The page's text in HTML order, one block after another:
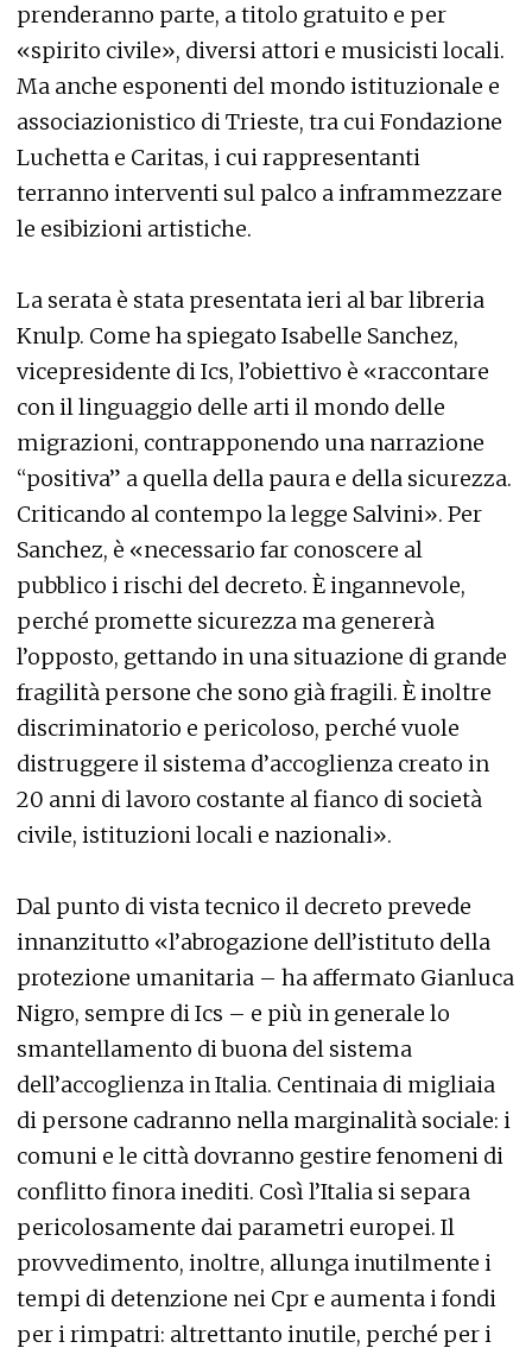
prenderanno parte, a titolo gratuito e per
«spirito civile», diversi attori e musicisti locali.
Ma anche esponenti del mondo istituzionale e
associazionistico di Trieste, tra cui Fondazione
Luchetta e Caritas, i cui rappresentanti
terranno interventi sul palco a inframmezzare
le esibizioni artistiche.
La serata è stata presentata ieri al bar libreria
Knulp. Come ha spiegato Isabelle Sanchez,
vicepresidente di Ics, l’obiettivo è «raccontare
con il linguaggio delle arti il mondo delle
migrazioni, contrapponendo una narrazione
“positiva” a quella della paura e della sicurezza.
Criticando al contempo la legge Salvini». Per
Sanchez, è «necessario far conoscere al
pubblico i rischi del decreto. È ingannevole,
perché promette sicurezza ma genererà
l’opposto, gettando in una situazione di grande
fragilità persone che sono già fragili. È inoltre
discriminatorio e pericoloso, perché vuole
distruggere il sistema d’accoglienza creato in
20 anni di lavoro costante al fianco di società
civile, istituzioni locali e nazionali».
Dal punto di vista tecnico il decreto prevede
innanzitutto «l’abrogazione dell’istituto della
protezione umanitaria – ha affermato Gianluca
Nigro, sempre di Ics – e più in generale lo
smantellamento di buona del sistema
dell’accoglienza in Italia. Centinaia di migliaia
di persone cadranno nella marginalità sociale: i
comuni e le città dovranno gestire fenomeni di
conflitto finora inediti. Così l’Italia si separa
pericolosamente dai parametri europei. Il
provvedimento, inoltre, allunga inutilmente i
tempi di detenzione nei Cpr e aumenta i fondi
per i rimpatri: altrettanto inutile, perché per i